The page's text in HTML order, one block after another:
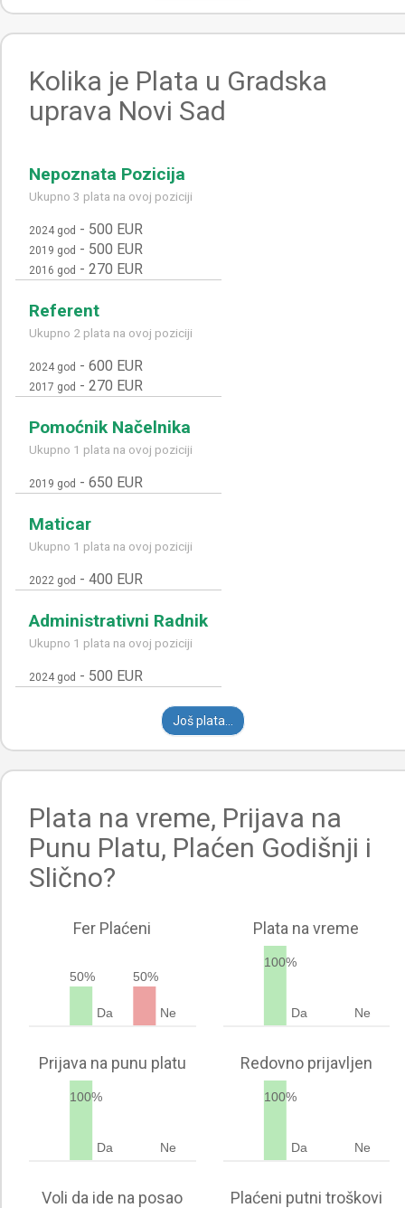
Kolika je Plata u Gradska
uprava Novi Sad
Nepoznata Pozicija
Ukupno 3 plata na ovoj poziciji
2024 god - 500 EUR
2019 god - 500 EUR
2016 god - 270 EUR
Referent
Ukupno 2 plata na ovoj poziciji
2024 god - 600 EUR
2017 god - 270 EUR
Pomoćnik Načelnika
Ukupno 1 plata na ovoj poziciji
2019 god - 650 EUR
Maticar
Ukupno 1 plata na ovoj poziciji
2022 god - 400 EUR
Administrativni Radnik
Ukupno 1 plata na ovoj poziciji
2024 god - 500 EUR
Još plata...
Plata na vreme, Prijava na
Punu Platu, Plaćen Godišnji i
Slično?
Fer Plaćeni
50%
Da
50%
Ne
Plata na vreme
100%
Da Ne
Prijava na punu platu
100%
Da Ne
Redovno prijavljen
100%
Da Ne
Voli da ide na posao Plaćeni putni troškovi